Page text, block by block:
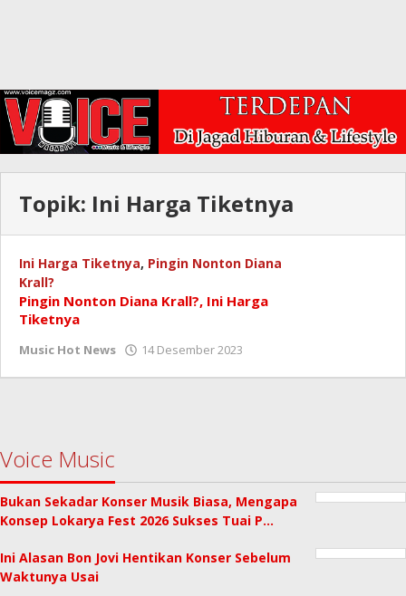
Topik: Ini Harga Tiketnya
Ini Harga Tiketnya, Pingin Nonton Diana
Krall?
Pingin Nonton Diana Krall?, Ini Harga
Tiketnya
Music Hot News 14 Desember 2023
Voice Music
Bukan Sekadar Konser Musik Biasa, Mengapa
Konsep Lokarya Fest 2026 Sukses Tuai P…
Ini Alasan Bon Jovi Hentikan Konser Sebelum
Waktunya Usai